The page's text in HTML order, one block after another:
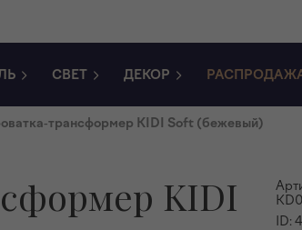
СВЕТ ДЕКОР
трансформер KIDI Soft (бежевый)
KIDI
ID: